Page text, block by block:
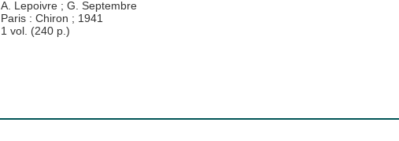
A. Lepoivre ; G. Septembre
Paris : Chiron ; 1941
1 vol. (240 p.)